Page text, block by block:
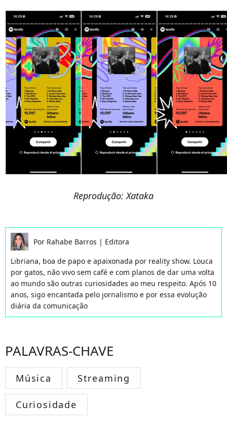
Reprodução: Xataka
Por Rahabe Barros | Editora
Libriana, boa de papo e apaixonada por reality show. Louca
por gatos, não vivo sem café e com planos de dar uma volta
ao mundo são outras curiosidades ao meu respeito. Após 10
anos, sigo encantada pelo jornalismo e por essa evolução
diária da comunicação
PALAVRAS-CHAVE
Música Streaming
Curiosidade